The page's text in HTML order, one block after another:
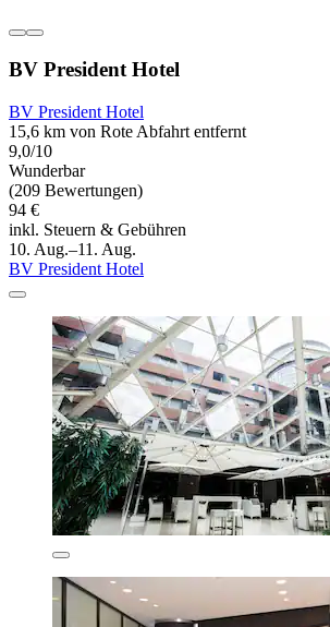
BV President Hotel
BV President Hotel
15,6 km von Rote Abfahrt entfernt
9,0/10
Wunderbar
(209 Bewertungen)
94 €
inkl. Steuern & Gebühren
10. Aug.–11. Aug.
BV President Hotel